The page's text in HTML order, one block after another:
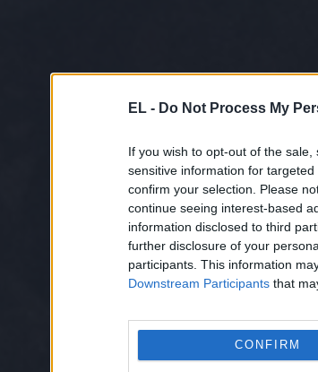
EL - Do Not Process My
If you wish to opt-out of the
sensitive information for
confirm your selection. Please
continue seeing interest-based
information disclosed to third
further disclosure of your
participants. This information
Downstream Participants that
CONFIRM